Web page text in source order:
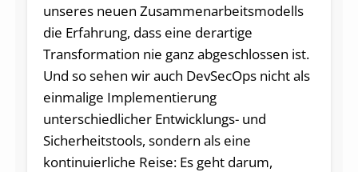
unseres neuen Zusammenarbeitsmodells
die Erfahrung, dass eine derartige
Transformation nie ganz abgeschlossen ist.
Und so sehen wir auch DevSecOps nicht als
einmalige Implementierung
unterschiedlicher Entwicklungs- und
Sicherheitstools, sondern als eine
kontinuierliche Reise: Es geht darum,